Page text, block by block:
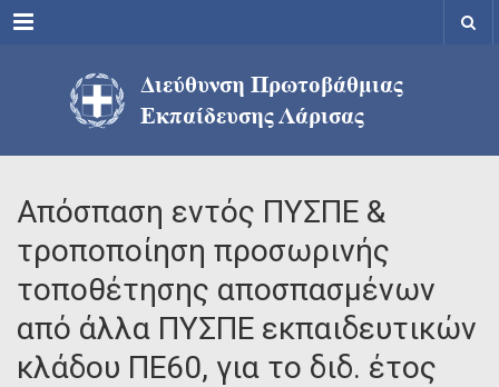
Menu
Απόσπαση εντός ΠΥΣΠΕ &
τροποποίηση προσωρινής
τοποθέτησης αποσπασμένων
από άλλα ΠΥΣΠΕ εκπαιδευτικών
κλάδου ΠΕ60, για το διδ. έτος